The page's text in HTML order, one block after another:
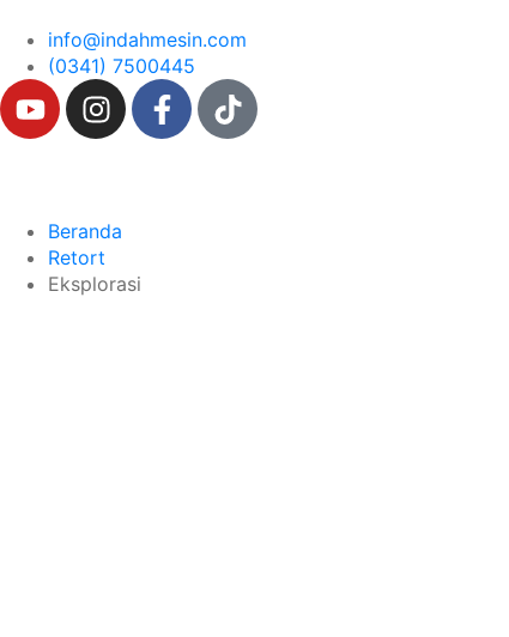
info@indahmesin.com
(0341) 7500445
Beranda
Retort
Eksplorasi